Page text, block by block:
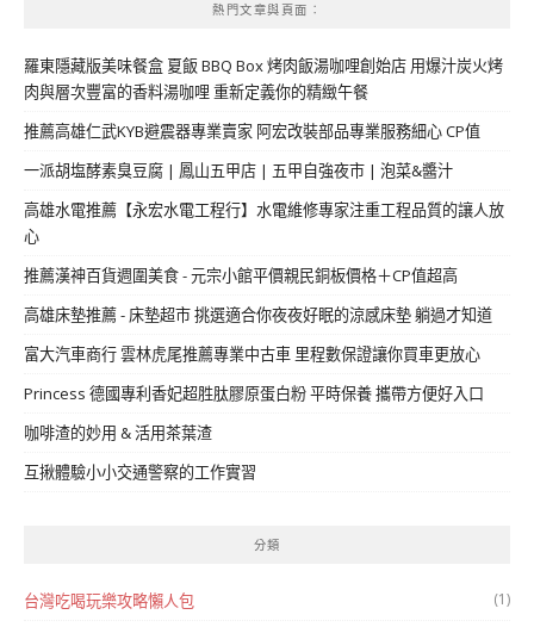
熱門文章與頁面︰
羅東隱藏版美味餐盒 夏飯 BBQ Box 烤肉飯湯咖哩創始店 用爆汁炭火烤
肉與層次豐富的香料湯咖哩 重新定義你的精緻午餐
推薦高雄仁武KYB避震器專業賣家 阿宏改裝部品專業服務細心 CP值
一派胡塩酵素臭豆腐 | 鳳山五甲店 | 五甲自強夜市 | 泡菜&醬汁
高雄水電推薦【永宏水電工程行】水電維修專家注重工程品質的讓人放
心
推薦漢神百貨週圍美食 - 元宗小館平價親民銅板價格＋CP值超高
高雄床墊推薦 - 床墊超市 挑選適合你夜夜好眠的涼感床墊 躺過才知道
富大汽車商行 雲林虎尾推薦專業中古車 里程數保證讓你買車更放心
Princess 德國專利香妃超胜肽膠原蛋白粉 平時保養 攜帶方便好入口
咖啡渣的妙用 & 活用茶葉渣
互揪體驗小小交通警察的工作實習
分類
台灣吃喝玩樂攻略懶人包 (1)